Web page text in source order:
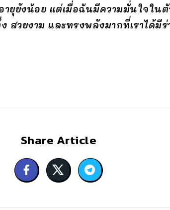
ยุยังน้อย แต่เมื่อฉันมีความมั่นใจใน
สวยงาม และทรงพลังมากที่เราได้มีร่
Share Article